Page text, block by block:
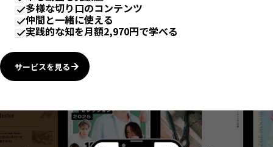
多様な切り口のコンテンツ
仲間と一緒に使える
実践的な知を月額2,970円で学べる
サービスを見る